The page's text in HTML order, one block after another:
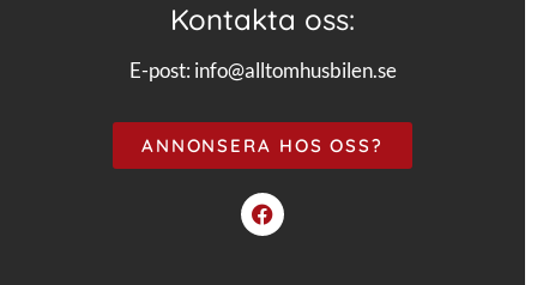
Kontakta oss:
E-post: info@alltomhusbilen.se
ANNONSERA HOS OSS?